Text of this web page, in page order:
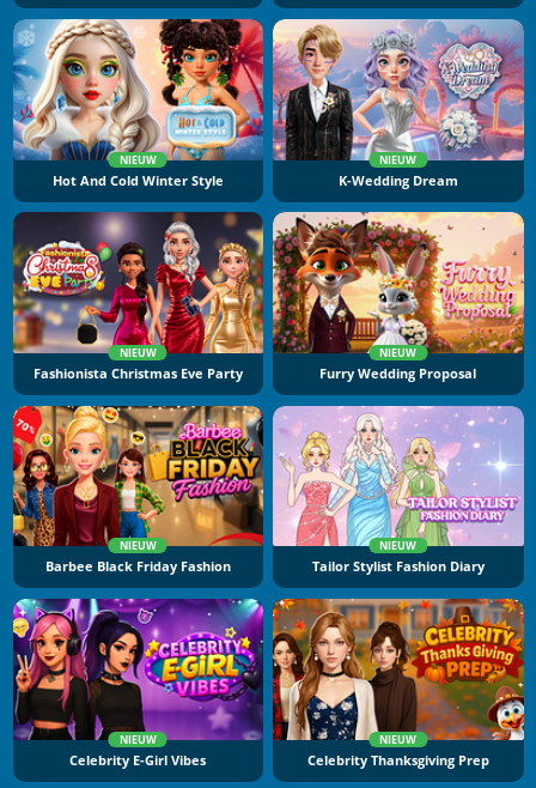
NIEUW
Hot And Cold Winter Style
NIEUW
K-Wedding Dream
NIEUW
Fashionista Christmas Eve Party
NIEUW
Furry Wedding Proposal
NIEUW
Barbee Black Friday Fashion
NIEUW
Tailor Stylist Fashion Diary
NIEUW
Celebrity E-Girl Vibes
NIEUW
Celebrity Thanksgiving Prep